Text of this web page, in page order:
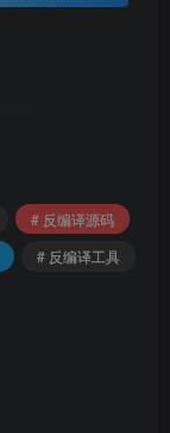
# 反编译源码
# 反编译工具